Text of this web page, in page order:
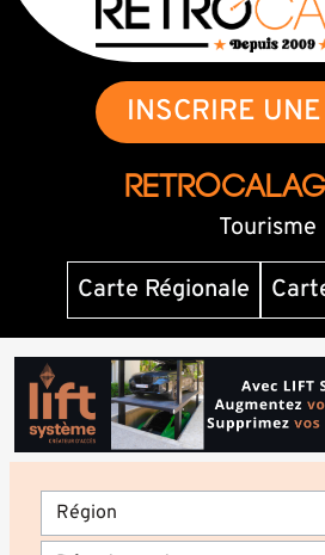
INSCRIRE
Tourisme
Carte Régionale